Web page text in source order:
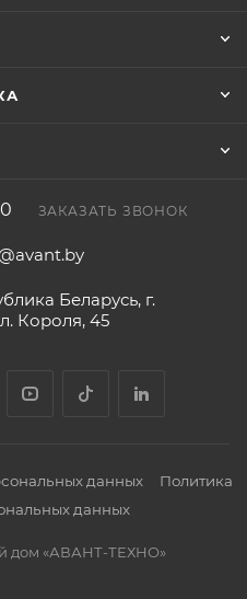
ЗАКАЗАТЬ ЗВОНОК
Беларусь, г.
Короля, 45
данных
Политика
данных
дом «АВАНТ-ТЕХНО»